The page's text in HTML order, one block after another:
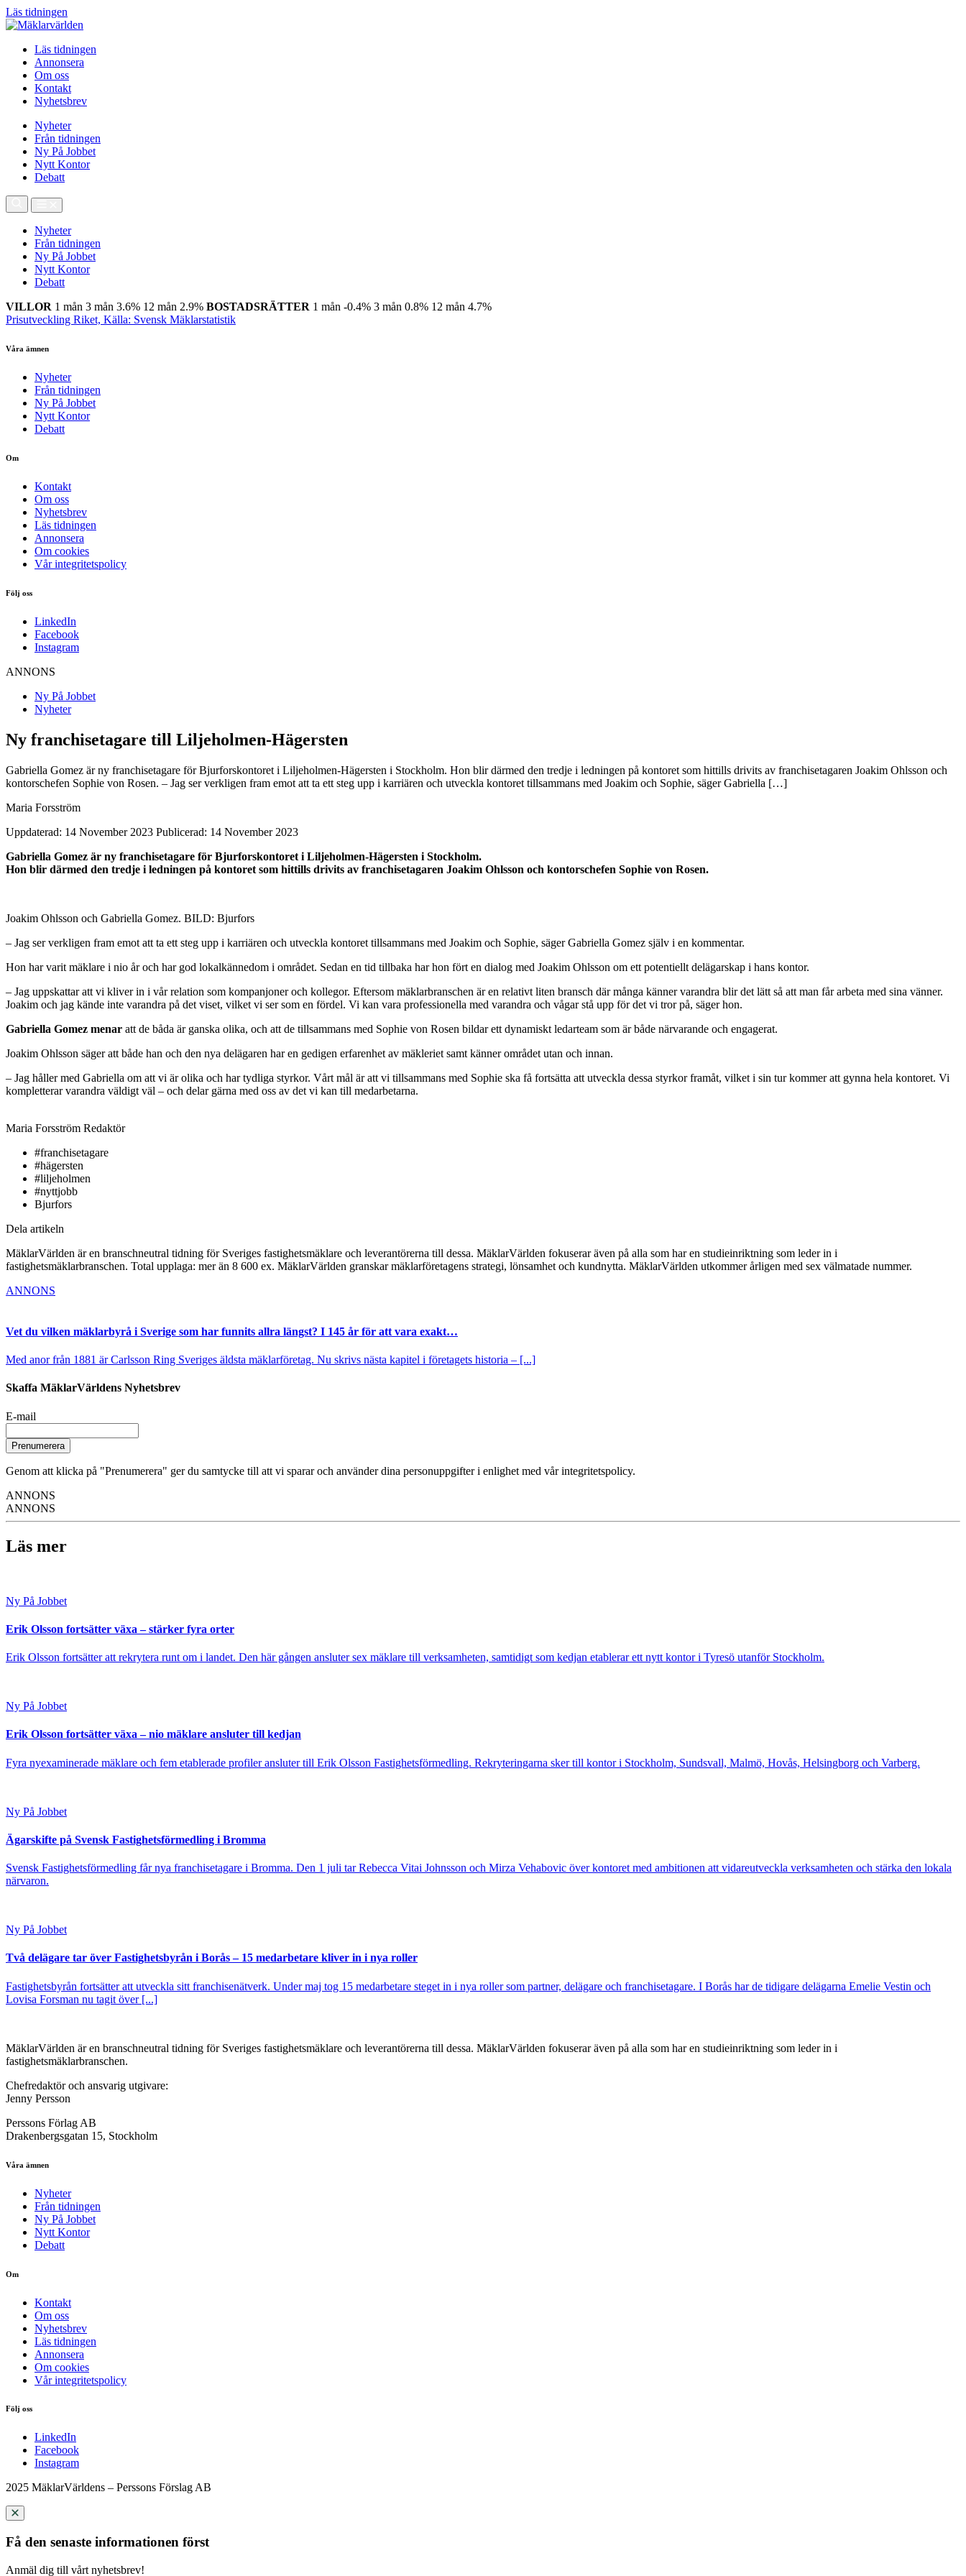
Läs tidningen
Läs tidningen
Annonsera
Om oss
Kontakt
Nyhetsbrev
Nyheter
Från tidningen
Ny På Jobbet
Nytt Kontor
Debatt
Nyheter
Från tidningen
Ny På Jobbet
Nytt Kontor
Debatt
VILLOR 1 mån 3 mån 3.6% 12 mån 2.9% BOSTADSRÄTTER 1 mån -0.4% 3 mån 0.8% 12 mån 4.7%
Prisutveckling Riket, Källa: Svensk Mäklarstatistik
Våra ämnen
Nyheter
Från tidningen
Ny På Jobbet
Nytt Kontor
Debatt
Om
Kontakt
Om oss
Nyhetsbrev
Läs tidningen
Annonsera
Om cookies
Vår integritetspolicy
Följ oss
LinkedIn
Facebook
Instagram
ANNONS
Ny På Jobbet
Nyheter
Ny franchisetagare till Liljeholmen-Hägersten
Gabriella Gomez är ny franchisetagare för Bjurforskontoret i Liljeholmen-Hägersten i Stockholm. Hon blir därmed den tredje i ledningen på kontoret som hittills drivits av franchisetagaren Joakim Ohlsson och
kontorschefen Sophie von Rosen. – Jag ser verkligen fram emot att ta ett steg upp i karriären och utveckla kontoret tillsammans med Joakim och Sophie, säger Gabriella […]
Maria Forsström
Uppdaterad: 14 November 2023 Publicerad: 14 November 2023
Gabriella Gomez är ny franchisetagare för Bjurforskontoret i Liljeholmen-Hägersten i Stockholm.
Hon blir därmed den tredje i ledningen på kontoret som hittills drivits av franchisetagaren Joakim Ohlsson och kontorschefen Sophie von Rosen.
Joakim Ohlsson och Gabriella Gomez. BILD: Bjurfors
– Jag ser verkligen fram emot att ta ett steg upp i karriären och utveckla kontoret tillsammans med Joakim och Sophie, säger Gabriella Gomez själv i en kommentar.
Hon har varit mäklare i nio år och har god lokalkännedom i området. Sedan en tid tillbaka har hon fört en dialog med Joakim Ohlsson om ett potentiellt delägarskap i hans kontor.
– Jag uppskattar att vi kliver in i vår relation som kompanjoner och kollegor. Eftersom mäklarbranschen är en relativt liten bransch där många känner varandra blir det lätt så att man får arbeta med sina vänner.
Joakim och jag kände inte varandra på det viset, vilket vi ser som en fördel. Vi kan vara professionella med varandra och vågar stå upp för det vi tror på, säger hon.
Gabriella Gomez menar att de båda är ganska olika, och att de tillsammans med Sophie von Rosen bildar ett dynamiskt ledarteam som är både närvarande och engagerat.
Joakim Ohlsson säger att både han och den nya delägaren har en gedigen erfarenhet av mäkleriet samt känner området utan och innan.
– Jag håller med Gabriella om att vi är olika och har tydliga styrkor. Vårt mål är att vi tillsammans med Sophie ska få fortsätta att utveckla dessa styrkor framåt, vilket i sin tur kommer att gynna hela kontoret. Vi
kompletterar varandra väldigt väl – och delar gärna med oss av det vi kan till medarbetarna.
Maria Forsström Redaktör
#franchisetagare
#hägersten
#liljeholmen
#nyttjobb
Bjurfors
Dela artikeln
MäklarVärlden är en branschneutral tidning för Sveriges fastighetsmäklare och leverantörerna till dessa. MäklarVärlden fokuserar även på alla som har en studieinriktning som leder in i
fastighetsmäklarbranschen. Total upplaga: mer än 8 600 ex. MäklarVärlden granskar mäklarföretagens strategi, lönsamhet och kundnytta. MäklarVärlden utkommer årligen med sex välmatade nummer.
ANNONS
Vet du vilken mäklarbyrå i Sverige som har funnits allra längst? I 145 år för att vara exakt…
Med anor från 1881 är Carlsson Ring Sveriges äldsta mäklarföretag. Nu skrivs nästa kapitel i företagets historia – [...]
Skaffa MäklarVärldens Nyhetsbrev
E-mail
Prenumerera
Genom att klicka på "Prenumerera" ger du samtycke till att vi sparar och använder dina personuppgifter i enlighet med vår integritetspolicy.
ANNONS
ANNONS
Läs mer
Ny På Jobbet
Erik Olsson fortsätter växa – stärker fyra orter
Erik Olsson fortsätter att rekrytera runt om i landet. Den här gången ansluter sex mäklare till verksamheten, samtidigt som kedjan etablerar ett nytt kontor i Tyresö utanför Stockholm.
Ny På Jobbet
Erik Olsson fortsätter växa – nio mäklare ansluter till kedjan
Fyra nyexaminerade mäklare och fem etablerade profiler ansluter till Erik Olsson Fastighetsförmedling. Rekryteringarna sker till kontor i Stockholm, Sundsvall, Malmö, Hovås, Helsingborg och Varberg.
Ny På Jobbet
Ägarskifte på Svensk Fastighetsförmedling i Bromma
Svensk Fastighetsförmedling får nya franchisetagare i Bromma. Den 1 juli tar Rebecca Vitai Johnsson och Mirza Vehabovic över kontoret med ambitionen att vidareutveckla verksamheten och stärka den lokala
närvaron.
Ny På Jobbet
Två delägare tar över Fastighetsbyrån i Borås – 15 medarbetare kliver in i nya roller
Fastighetsbyrån fortsätter att utveckla sitt franchisenätverk. Under maj tog 15 medarbetare steget in i nya roller som partner, delägare och franchisetagare. I Borås har de tidigare delägarna Emelie Vestin och
Lovisa Forsman nu tagit över [...]
MäklarVärlden är en branschneutral tidning för Sveriges fastighetsmäklare och leverantörerna till dessa. MäklarVärlden fokuserar även på alla som har en studieinriktning som leder in i
fastighetsmäklarbranschen.
Chefredaktör och ansvarig utgivare:
Jenny Persson
Perssons Förlag AB
Drakenbergsgatan 15, Stockholm
Våra ämnen
Nyheter
Från tidningen
Ny På Jobbet
Nytt Kontor
Debatt
Om
Kontakt
Om oss
Nyhetsbrev
Läs tidningen
Annonsera
Om cookies
Vår integritetspolicy
Följ oss
LinkedIn
Facebook
Instagram
2025 MäklarVärldens – Perssons Förslag AB
Få den senaste informationen först
Anmäl dig till vårt nyhetsbrev!